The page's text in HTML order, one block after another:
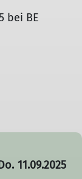
bei BE
11.09.2025